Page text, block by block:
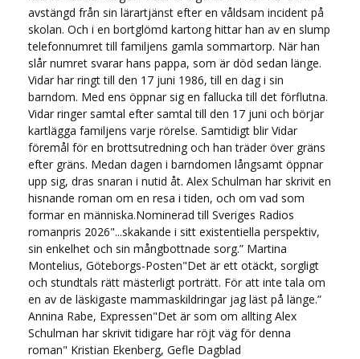
avstängd från sin lärartjänst efter en våldsam incident på
skolan. Och i en bortglömd kartong hittar han av en slump
telefonnumret till familjens gamla sommartorp. När han
slår numret svarar hans pappa, som är död sedan länge.
Vidar har ringt till den 17 juni 1986, till en dag i sin
barndom. Med ens öppnar sig en fallucka till det förflutna.
Vidar ringer samtal efter samtal till den 17 juni och börjar
kartlägga familjens varje rörelse. Samtidigt blir Vidar
föremål för en brottsutredning och han träder över gräns
efter gräns. Medan dagen i barndomen långsamt öppnar
upp sig, dras snaran i nutid åt. Alex Schulman har skrivit en
hisnande roman om en resa i tiden, och om vad som
formar en människa.Nominerad till Sveriges Radios
romanpris 2026"...skakande i sitt existentiella perspektiv,
sin enkelhet och sin mångbottnade sorg.” Martina
Montelius, Göteborgs-Posten"Det är ett otäckt, sorgligt
och stundtals rätt mästerligt porträtt. För att inte tala om
en av de läskigaste mammaskildringar jag läst på länge.”
Annina Rabe, Expressen"Det är som om allting Alex
Schulman har skrivit tidigare har röjt väg för denna
roman" Kristian Ekenberg, Gefle Dagblad